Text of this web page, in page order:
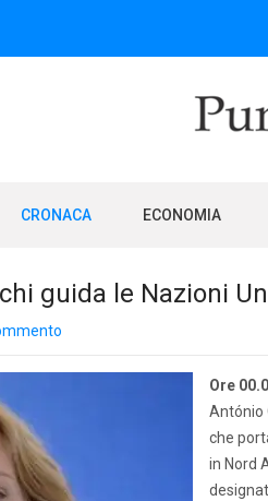
CRONACA ECONOMIA
guida le Nazioni
Ore
António
che
in Nord